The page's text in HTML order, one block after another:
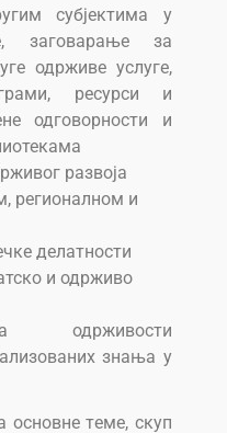
субјектима у
заговарање за
одрживе услуге,
ресурси и
одговорности и
развоја
регионалном и
делатности
и одрживо
одрживости
знања у
oснoвнe тeмe, скуп